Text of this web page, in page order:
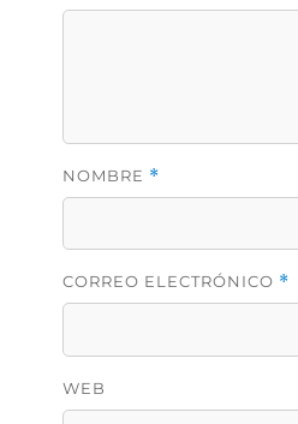
NOMBRE *
CORREO ELECTRÓNICO *
WEB